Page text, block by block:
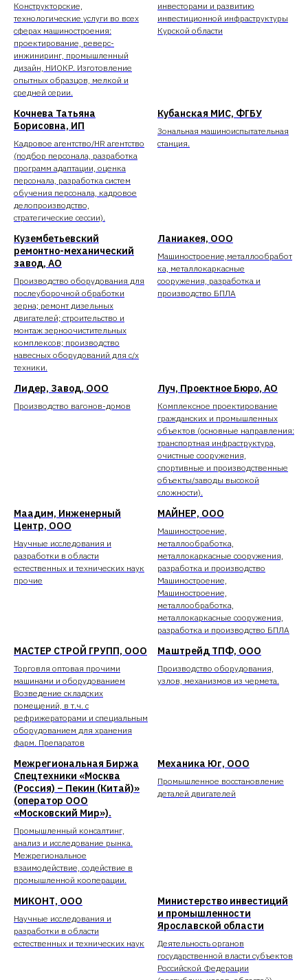
Конструкторские,
технологические услуги во всех
сферах машиностроения:
проектирование, реверс-
инжиниринг, промышленный
дизайн, НИОКР. Изготовление
опытных образцов, мелкой и
средней серии.
инвесторами и развитию
инвестиционной инфраструктуры
Курской области
Кочнева Татьяна
Борисовна, ИП
Кадровое агентство/HR агентство
(подбор персонала, разработка
программ адаптации, оценка
персонала, разработка систем
обучения персонала, кадровое
делопроизводство,
стратегические сессии).
Кубанская МИС, ФГБУ
Зональная машиноиспытательная
станция.
Кузембетьевский
ремонтно-механический
завод, АО
Производство оборудования для
послеуборочной обработки
зерна; ремонт дизельных
двигателей; строительство и
монтаж зерноочистительных
комплексов; производство
навесных оборудований для с/х
техники.
Ланиакея, ООО
Машиностроение,металлообработ
ка, металлокаркасные
сооружения, разработка и
производство БПЛА
Лидер, Завод, ООО
Производство вагонов-домов
Луч, Проектное Бюро, АО
Комплексное проектирование
гражданских и промышленных
объектов (основные направления:
транспортная инфраструктура,
очистные сооружения,
спортивные и производственные
объекты/заводы высокой
сложности).
Маадим, Инженерный
Центр, ООО
Научные исследования и
разработки в области
естественных и технических наук
прочие
МАЙНЕР, ООО
Машиностроение,
металлообработка,
металлокаркасные сооружения,
разработка и производство
Машиностроение,
Машиностроение,
металлообработка,
металлокаркасные сооружения,
разработка и производство БПЛА
МАСТЕР СТРОЙ ГРУПП, ООО
Торговля оптовая прочими
машинами и оборудованием
Возведение складских
помещений, в т.ч. с
рефрижераторами и специальным
оборудованием для хранения
фарм. Препаратов
Маштрейд ТПФ, ООО
Производство оборудования,
узлов, механизмов из чермета.
Межрегиональная Биржа
Спецтехники «Москва
(Россия) – Пекин (Китай)»
(оператор ООО
«Московский Мир»).
Промышленный консалтинг,
анализ и исследование рынка.
Межрегиональное
взаимодействие, содействие в
промышленной кооперации.
Механика Юг, ООО
Промышленное восстановление
деталей двигателей
МИКОНТ, ООО
Научные исследования и
разработки в области
естественных и технических наук
Министерство инвестиций
и промышленности
Ярославской области
Деятельность органов
государственной власти субъектов
Российской Федерации